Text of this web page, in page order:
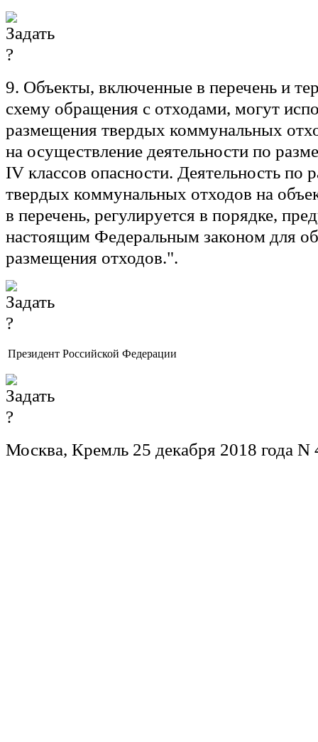
9. Объекты, включенные в перечень и
схему обращения с отходами, могут
размещения твердых коммунальных
на осуществление деятельности по
IV классов опасности. Деятельность по
твердых коммунальных отходов на
в перечень, регулируется в порядке,
настоящим Федеральным законом для
размещения отходов.".
Президент Российской Федерации
Москва, Кремль 25 декабря 2018 года